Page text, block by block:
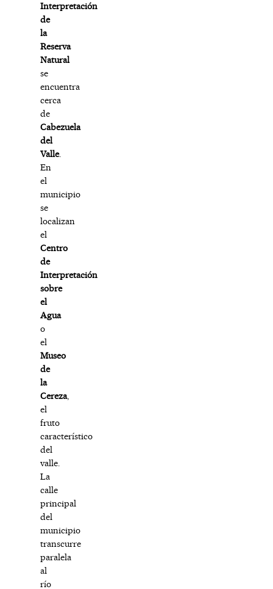
Interpretación
de
la
Reserva
Natural
se
encuentra
cerca
de
Cabezuela
del
Valle.
En
el
municipio
se
localizan
el
Centro
de
Interpretación
sobre
el
Agua
o
el
Museo
de
la
Cereza,
el
fruto
característico
del
valle.
La
calle
principal
del
municipio
transcurre
paralela
al
río